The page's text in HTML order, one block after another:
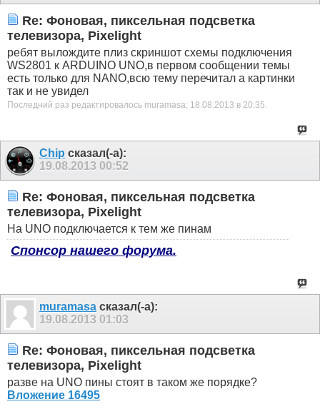
Re: Фоновая, пиксельная подсветка
телевизора, Pixelight
ребят вылождите плиз скриншот схемы подключения
WS2801 к ARDUINO UNO,в первом сообщении темы
есть только для NANO,всю тему перечитал а картинки
так и не увидел
Последний раз редактировалось muramasa; 18.08.2013 в 20:35.
Chip сказал(-а):
19.08.2013 00:52
Re: Фоновая, пиксельная подсветка
телевизора, Pixelight
На UNO подключается к тем же пинам
Спонсор нашего форума.
muramasa сказал(-а):
19.08.2013 01:03
Re: Фоновая, пиксельная подсветка
телевизора, Pixelight
разве на UNO пины стоят в таком же порядке?
Вложение 16495